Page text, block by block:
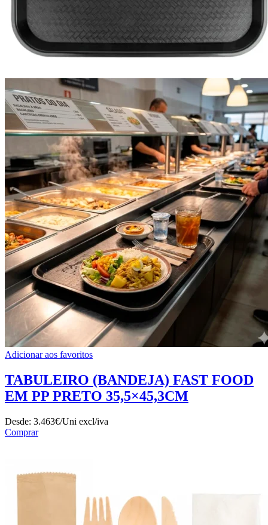
Adicionar aos favoritos
TABULEIRO (BANDEJA) FAST FOOD
EM PP PRETO 35,5×45,3CM
Desde: 3.463€/Uni excl/iva
Comprar